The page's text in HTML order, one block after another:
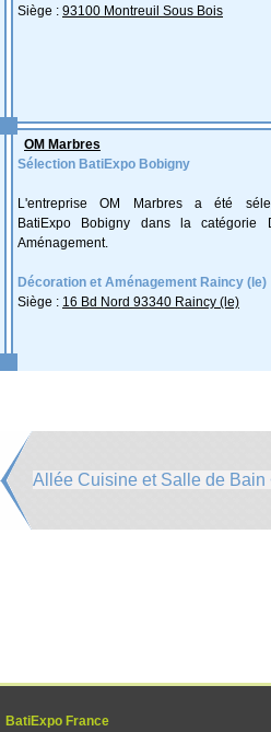
Siège : 93100 Montreuil Sous Bois
OM Marbres
Sélection BatiExpo Bobigny
L'entreprise OM Marbres a été
BatiExpo Bobigny dans la catégorie
Aménagement.
Décoration et Aménagement Raincy (le)
Siège : 16 Bd Nord 93340 Raincy (le)
Allée Cuisine et Salle de Bain
BatiExpo France